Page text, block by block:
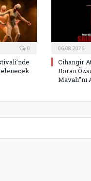
0 06.08.2026
Cihangir
Boran
Mavalı”nı